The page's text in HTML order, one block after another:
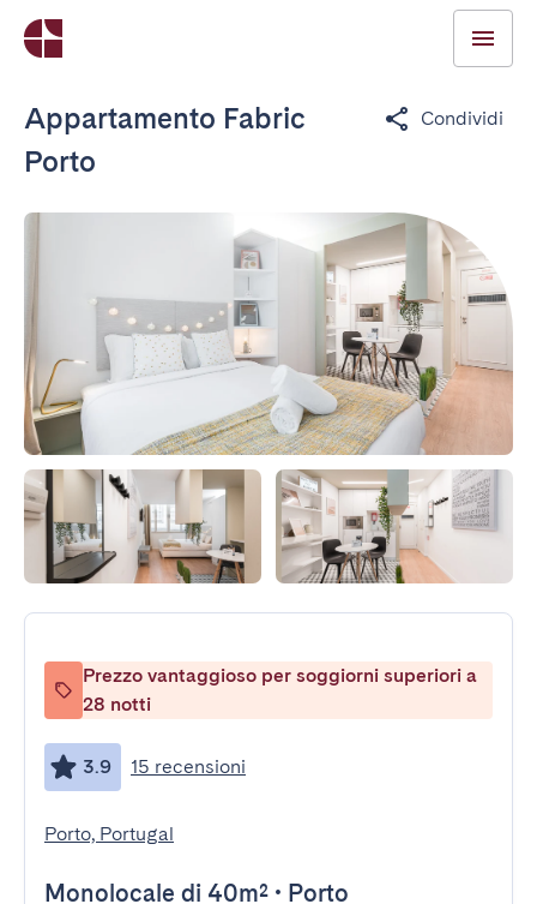
Appartamento Fabric
Porto
Condividi
Prezzo vantaggioso per soggiorni superiori a
28 notti
3.9 15 recensioni
Porto, Portugal
Monolocale di 40m² • Porto